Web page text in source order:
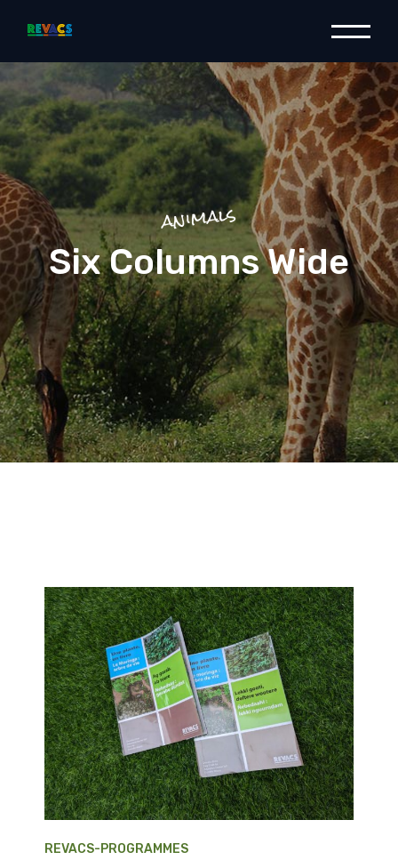
animals
Six Columns Wide
REVACS-PROGRAMMES